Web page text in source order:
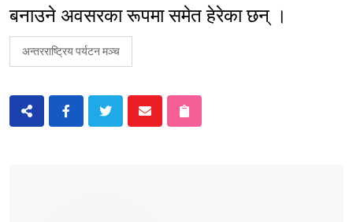
बनाउने अवसरका रूपमा समेत हेरेका छन् ।
अन्तरराष्ट्रिय पर्यटन मञ्च